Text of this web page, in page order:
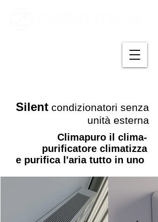
Silent condizionatori senza
unità esterna
Climapuro il clima-
purificatore climatizza
e purifica l'aria tutto in uno